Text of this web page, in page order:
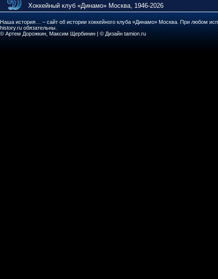
Хоккейный клуб «Динамо» Москва, 1946-2026
Наша история… – сайт об истории хоккейного клуба «Динамо» Москва. При любом
history.ru обязательны.
© Артем Дорожкин, Максим Щербинин | © Дизайн tamion.ru